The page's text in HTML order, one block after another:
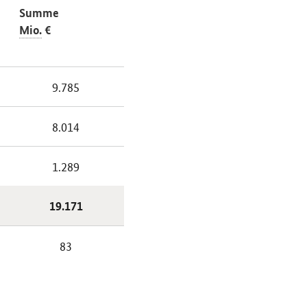
Summe
Mio.€
9.785
8.014
1.289
19.171
83